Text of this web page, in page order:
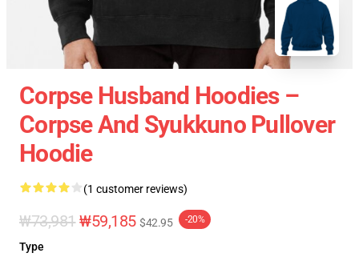
Corpse Husband Hoodies –
Corpse And Syukkuno Pullover
Hoodie
(1 customer reviews)
₩73,981 ₩59,185 $42.95 -20%
Type